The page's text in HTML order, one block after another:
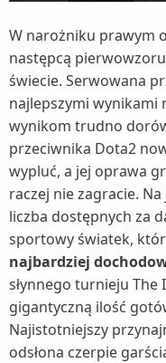
W narożniku prawym
następcą
świecie. Serwowana
najlepszymi wynikami
wynikom trudno
przeciwnika Dota2
wypluć, a jej oprawa
raczej nie zagracie.
liczba dostępnych za
sportowy światek,
najbardziej
słynnego turnieju
gigantyczną ilość
Najistotniejszy
odsłona czerpie